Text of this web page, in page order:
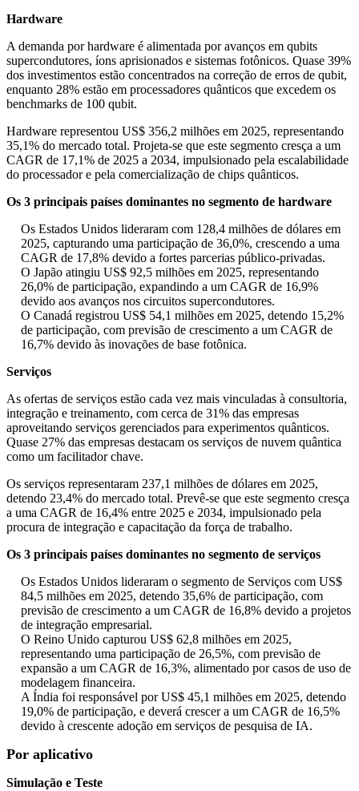
Hardware
A demanda por hardware é alimentada por avanços em qubits
supercondutores, íons aprisionados e sistemas fotônicos. Quase 39%
dos investimentos estão concentrados na correção de erros de qubit,
enquanto 28% estão em processadores quânticos que excedem os
benchmarks de 100 qubit.
Hardware representou US$ 356,2 milhões em 2025, representando
35,1% do mercado total. Projeta-se que este segmento cresça a um
CAGR de 17,1% de 2025 a 2034, impulsionado pela escalabilidade
do processador e pela comercialização de chips quânticos.
Os 3 principais países dominantes no segmento de hardware
Os Estados Unidos lideraram com 128,4 milhões de dólares em
2025, capturando uma participação de 36,0%, crescendo a uma
CAGR de 17,8% devido a fortes parcerias público-privadas.
O Japão atingiu US$ 92,5 milhões em 2025, representando
26,0% de participação, expandindo a um CAGR de 16,9%
devido aos avanços nos circuitos supercondutores.
O Canadá registrou US$ 54,1 milhões em 2025, detendo 15,2%
de participação, com previsão de crescimento a um CAGR de
16,7% devido às inovações de base fotônica.
Serviços
As ofertas de serviços estão cada vez mais vinculadas à consultoria,
integração e treinamento, com cerca de 31% das empresas
aproveitando serviços gerenciados para experimentos quânticos.
Quase 27% das empresas destacam os serviços de nuvem quântica
como um facilitador chave.
Os serviços representaram 237,1 milhões de dólares em 2025,
detendo 23,4% do mercado total. Prevê-se que este segmento cresça
a uma CAGR de 16,4% entre 2025 e 2034, impulsionado pela
procura de integração e capacitação da força de trabalho.
Os 3 principais países dominantes no segmento de serviços
Os Estados Unidos lideraram o segmento de Serviços com US$
84,5 milhões em 2025, detendo 35,6% de participação, com
previsão de crescimento a um CAGR de 16,8% devido a projetos
de integração empresarial.
O Reino Unido capturou US$ 62,8 milhões em 2025,
representando uma participação de 26,5%, com previsão de
expansão a um CAGR de 16,3%, alimentado por casos de uso de
modelagem financeira.
A Índia foi responsável por US$ 45,1 milhões em 2025, detendo
19,0% de participação, e deverá crescer a um CAGR de 16,5%
devido à crescente adoção em serviços de pesquisa de IA.
Por aplicativo
Simulação e Teste